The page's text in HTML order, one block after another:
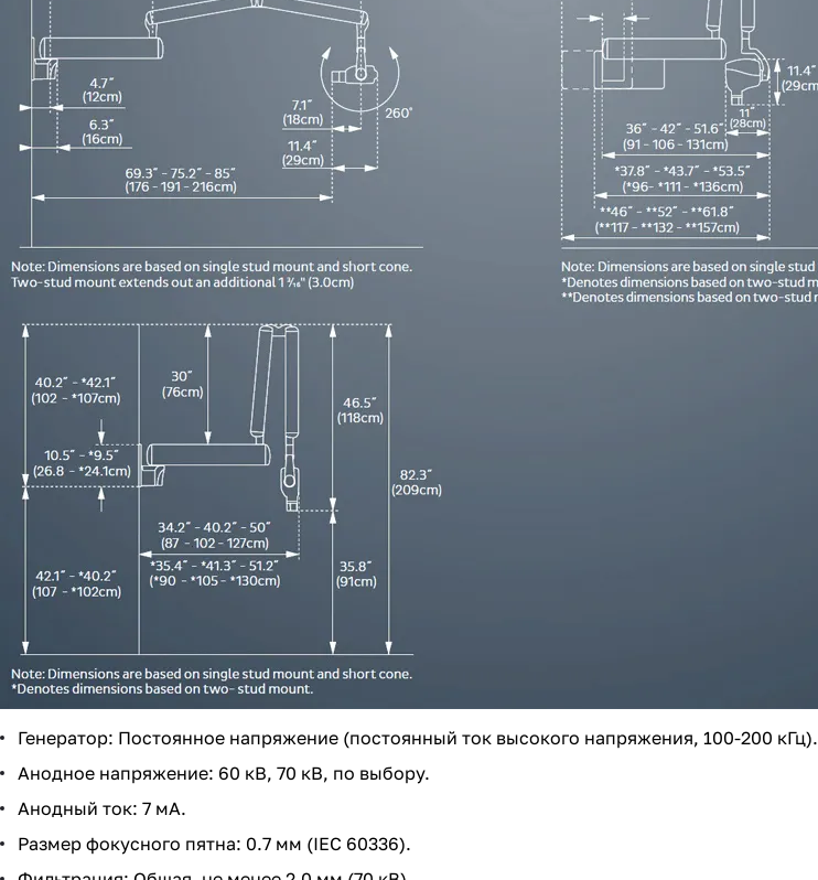
Генератор: Постоянное напряжение (постоянный ток высокого напряжения, 100-200 кГц).
Анодное напряжение: 60 кВ, 70 кВ, по выбору.
Анодный ток: 7 мА.
Размер фокусного пятна: 0.7 мм (IEC 60336).